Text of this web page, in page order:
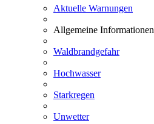
Aktuelle Warnungen
Allgemeine Informationen
Waldbrandgefahr
Hochwasser
Starkregen
Unwetter